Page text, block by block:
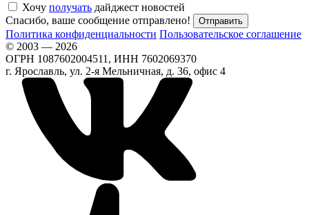
Хочу получать дайджест новостей
Спасибо, ваше сообщение отправлено!
Политика конфиденциальности Пользовательское соглашение
© 2003 — 2026
ОГРН 1087602004511, ИНН 7602069370
г. Ярославль, ул. 2-я Мельничная, д. 36, офис 4